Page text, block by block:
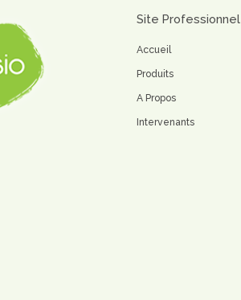
Site Professionnel
Accueil
Produits
A Propos
Intervenants